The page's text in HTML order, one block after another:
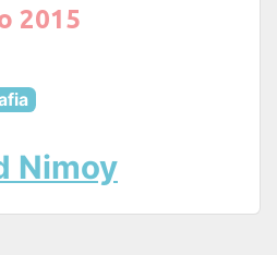
2015
Nimoy